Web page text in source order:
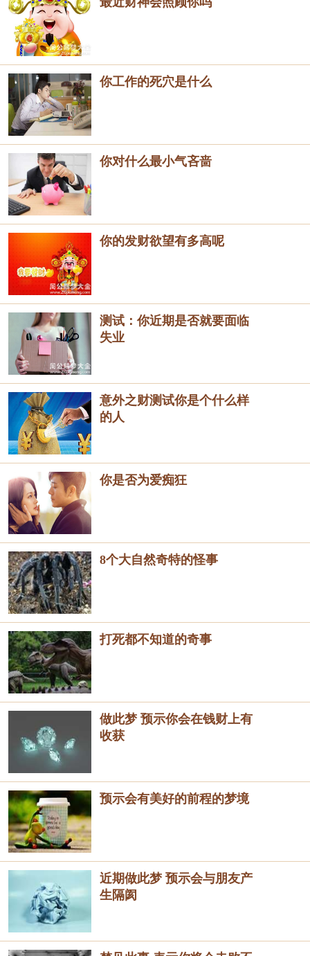
你工作的死穴是什么
你对什么最小气吝啬
你的发财欲望有多高呢
测试：你近期是否就要面临
失业
意外之财测试你是个什么样
的人
你是否为爱痴狂
8个大自然奇特的怪事
打死都不知道的奇事
做此梦 预示你会在钱财上有
收获
预示会有美好的前程的梦境
近期做此梦 预示会与朋友产
生隔阂